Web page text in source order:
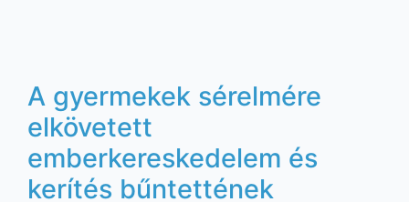
A gyermekek sérelmére
elkövetett
emberkereskedelem és
kerítés bűntettének